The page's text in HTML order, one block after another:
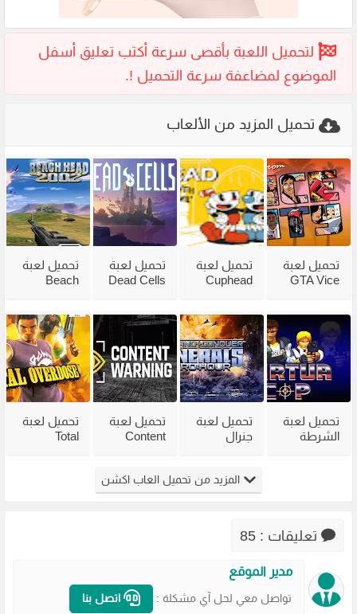
تحميل المزيد من الألعاب
تحميل لعبة
GTA Vice
مضغوطة
من ميديا
فاير
تحميل لعبة
Cuphead
فاير بحجم
صغير
تحميل لعبة
Dead Cells
الاضافات
تحميل لعبة
Beach
من ميديا
فاير
تحميل لعبة
الشرطة
تحميل لعبة
جنرال
Zero Hour
للكمبيوتر
تحميل لعبة
Content
من ميديا
فاير
تحميل لعبة
Total
مضغوطة
المزيد من تحميل العاب اكشن
تعليقات : 85
مدير الموقع
تواصل معي لحل آي مشكلة : اتصل بنا